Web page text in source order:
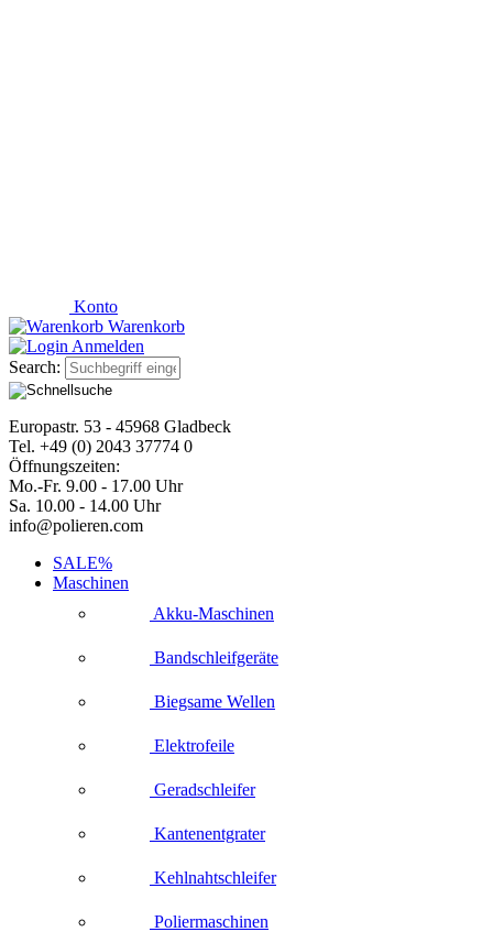
Konto
Warenkorb
Anmelden
Search:
Europastr. 53 - 45968 Gladbeck
Tel. +49 (0) 2043 37774 0
Öffnungszeiten:
Mo.-Fr. 9.00 - 17.00 Uhr
Sa. 10.00 - 14.00 Uhr
info@polieren.com
SALE%
Maschinen
Akku-Maschinen
Bandschleifgeräte
Biegsame Wellen
Elektrofeile
Geradschleifer
Kantenentgrater
Kehlnahtschleifer
Poliermaschinen